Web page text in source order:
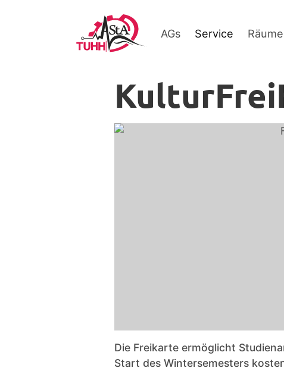
AGs Service Räume
Die Freikarte ermöglicht
Start des Wintersemesters